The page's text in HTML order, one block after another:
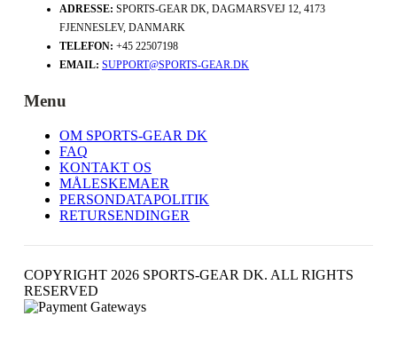
ADRESSE: SPORTS-GEAR DK, DAGMARSVEJ 12, 4173
FJENNESLEV, DANMARK
TELEFON: +45 22507198
EMAIL: SUPPORT@SPORTS-GEAR.DK
Menu
OM SPORTS-GEAR DK
FAQ
KONTAKT OS
MÅLESKEMAER
PERSONDATAPOLITIK
RETURSENDINGER
COPYRIGHT 2026 SPORTS-GEAR DK. ALL RIGHTS
RESERVED